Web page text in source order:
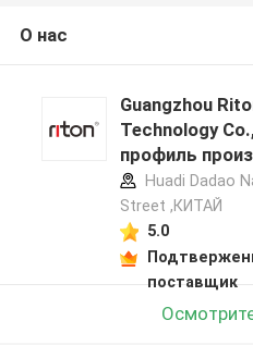
О нас
Guangzhou
Technology
профиль
Huadi Dadao
Street ,КИТАЙ
5.0
поставщик